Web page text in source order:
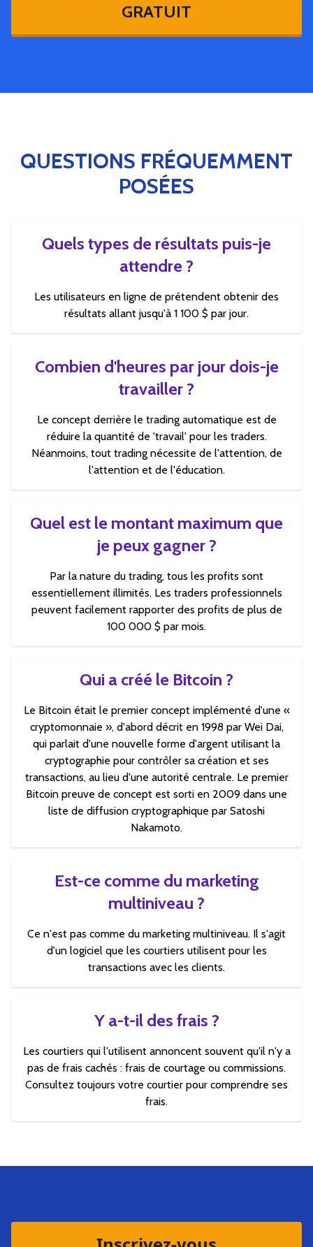
GRATUIT
QUESTIONS FRÉQUEMMENT
POSÉES
Quels types de résultats puis-je
attendre ?
Les utilisateurs en ligne de prétendent obtenir des
résultats allant jusqu'à 1 100 $ par jour.
Combien d'heures par jour dois-je
travailler ?
Le concept derrière le trading automatique est de
réduire la quantité de 'travail' pour les traders.
Néanmoins, tout trading nécessite de l'attention, de
l'attention et de l'éducation.
Quel est le montant maximum que
je peux gagner ?
Par la nature du trading, tous les profits sont
essentiellement illimités. Les traders professionnels
peuvent facilement rapporter des profits de plus de
100 000 $ par mois.
Qui a créé le Bitcoin ?
Le Bitcoin était le premier concept implémenté d'une «
cryptomonnaie », d'abord décrit en 1998 par Wei Dai,
qui parlait d'une nouvelle forme d'argent utilisant la
cryptographie pour contrôler sa création et ses
transactions, au lieu d'une autorité centrale. Le premier
Bitcoin preuve de concept est sorti en 2009 dans une
liste de diffusion cryptographique par Satoshi
Nakamoto.
Est-ce comme du marketing
multiniveau ?
Ce n'est pas comme du marketing multiniveau. Il s'agit
d'un logiciel que les courtiers utilisent pour les
transactions avec les clients.
Y a-t-il des frais ?
Les courtiers qui l'utilisent annoncent souvent qu'il n'y a
pas de frais cachés : frais de courtage ou commissions.
Consultez toujours votre courtier pour comprendre ses
frais.